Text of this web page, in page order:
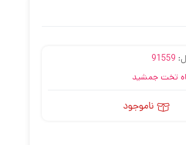
91559
ناموجود